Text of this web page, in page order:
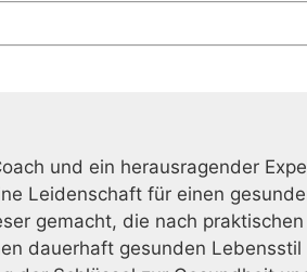
und ein herausragender
Leidenschaft für einen
gemacht, die nach
dauerhaft gesunden